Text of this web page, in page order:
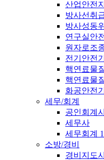
산업안전
방사선취
방사성동
연구실안
원자로조
전기안전
핵연료물
핵연료물
화공안전
세무/회계
공인회계
세무사
세무회계
소방/경비
경비지도